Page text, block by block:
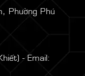
Phường Phú
- Email: